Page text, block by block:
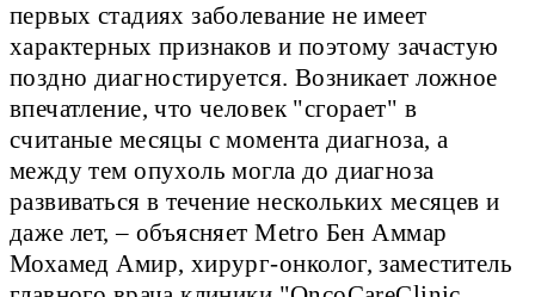
первых стадиях заболевание не имеет
характерных признаков и поэтому зачастую
поздно диагностируется. Возникает ложное
впечатление, что человек "сгорает" в
считаные месяцы с момента диагноза, а
между тем опухоль могла до диагноза
развиваться в течение нескольких месяцев и
даже лет, – объясняет Metro Бен Аммар
Мохамед Амир, хирург-онколог, заместитель